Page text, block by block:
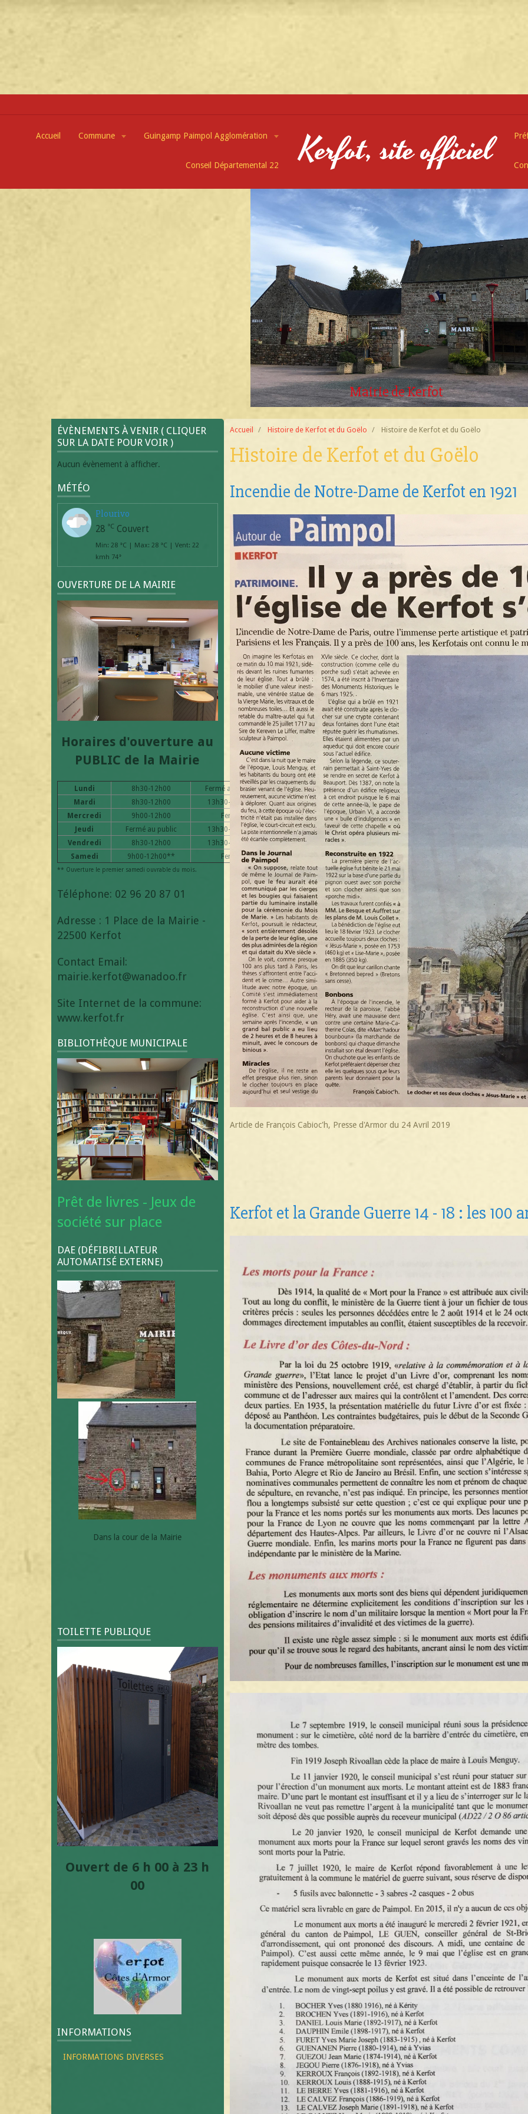
Accueil Commune Guingamp Paimpol Agglomération
Conseil Départemental 22 Kerfot, site officiel
Place de la Mairie
après travaux
Accueil Histoire de Kerfot et du Goëlo Histoire de Kerfot et du Goëlo
Histoire de Kerfot et du Goëlo
Incendie de Notre-Dame de Kerfot en 1921
Article de François Cabioc'h, Presse d'Armor du 24 Avril 2019
Kerfot et la Grande Guerre 14 - 18 : les 100
ÉVÈNEMENTS À VENIR ( CLIQUER
SUR LA DATE POUR VOIR )
Aucun évènement à afficher.
MÉTÉO
Plourivo
28 °C Couvert
Min: 28 °C | Max: 28 °C | Vent: 22
kmh 74°
OUVERTURE DE LA MAIRIE
Horaires d'ouverture au
PUBLIC de la Mairie
Lundi 8h30-12h00
Fermé au public
Mardi
8h30-12h00
13h30-17h30
Mercredi
9h00-12h00
Fermé
Jeudi
Fermé au public
13h30-18h30
Vendredi
8h30-12h00
13h30-17h30
Samedi
9h00-12h00** Fermé
** Ouverture le premier samedi ouvrable du mois.
Téléphone: 02 96 20 87 01
Adresse : 1 Place de la Mairie -
22500 Kerfot
Contact Email:
mairie.kerfot@wanadoo.fr
Site Internet de la commune:
www.kerfot.fr
BIBLIOTHÈQUE MUNICIPALE
Prêt de livres - Jeux de
société sur place
DAE (DÉFIBRILLATEUR
AUTOMATISÉ EXTERNE)
Dans la cour de la Mairie
TOILETTE PUBLIQUE
Ouvert de 6 h 00 à 23 h
00
INFORMATIONS
INFORMATIONS DIVERSES